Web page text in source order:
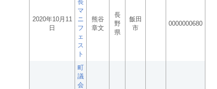
2020年10月11
日
長
マ
ニ
フ
ェ
ス
ト
熊谷
章文
長
野
県
飯田
市
0000000680
町
議
会